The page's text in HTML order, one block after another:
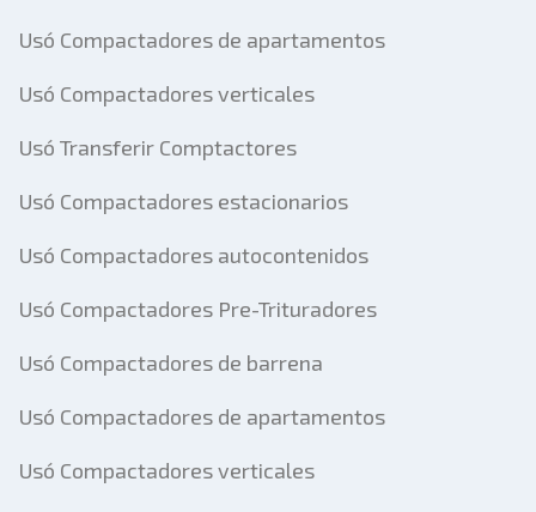
Usó Compactadores de apartamentos
Usó Compactadores verticales
Usó Transferir Comptactores
Usó Compactadores estacionarios
Usó Compactadores autocontenidos
Usó Compactadores Pre-Trituradores
Usó Compactadores de barrena
Usó Compactadores de apartamentos
Usó Compactadores verticales